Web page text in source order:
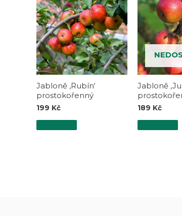
Jabloně ‚Rubín‘
prostokořenný
199 Kč
Jabloně
189 Kč